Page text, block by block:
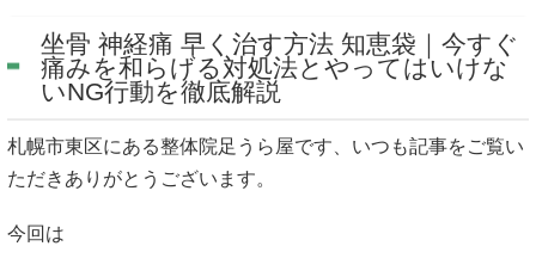
坐骨 神経痛 早く治す方法 知恵袋｜今すぐ
痛みを和らげる対処法とやってはいけな
いNG行動を徹底解説
札幌市東区にある整体院足うら屋です、いつも記事をご覧い
ただきありがとうございます。
今回は